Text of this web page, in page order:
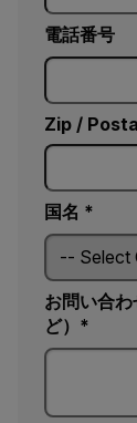
電話番号
Zip /
国名 *
お問い合
ど）*